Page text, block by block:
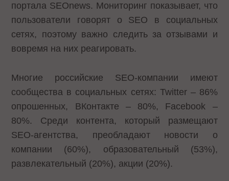
портала SEOnews. Мониторинг показывает, что
пользователи говорят о SEO в социальных
сетях, поэтому важно следить за отзывами и
вовремя на них реагировать.
Многие российские SEO-компании имеют
сообщества в социальных сетях: Twitter – 86%
опрошенных, ВКонтакте – 80%, Facebook –
80%. Среди контента, который размещают
SEO-агентства, преобладают новости о
компании (60%), образовательный (53%),
развлекательный (20%), акции (20%).